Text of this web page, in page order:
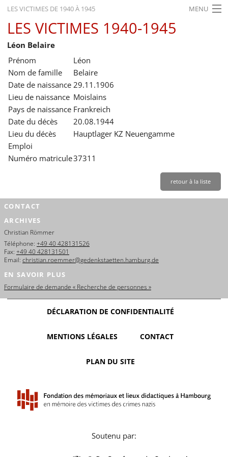
LES VICTIMES DE 1940 À 1945 MENU
ACCUEIL
ACTUALITÉS
EXPOSITIONS
HISTORIQUE
FORMATION
RECHERCHE
SERVICE
LES VICTIMES 1940-1945
Léon Belaire
Prénom
Léon
Nom de famille
Belaire
Date de naissance 29.11.1906
Lieu de naissance Moislains
Pays de naissance Frankreich
Date du décès
20.08.1944
Lieu du décès
Hauptlager KZ Neuengamme
Emploi
Numéro matricule37311
retour à la liste
CONTACT
ARCHIVES
Christian Römmer
Téléphone: +49 40 428131526
Fax: +49 40 428131501
Email: christian.roemmer@gedenkstaetten.hamburg.de
EN SAVOIR PLUS
Formulaire de demande « Recherche de personnes »
DÉCLARATION DE CONFIDENTIALITÉ
MENTIONS LÉGALES CONTACT
PLAN DU SITE
Soutenu par: